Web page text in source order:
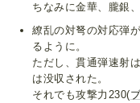
ちなみに金華、朧銀
繚乱の対弩の対応弾
るように。
ただし、貫通弾速射
は没収された。
それでも攻撃力230(